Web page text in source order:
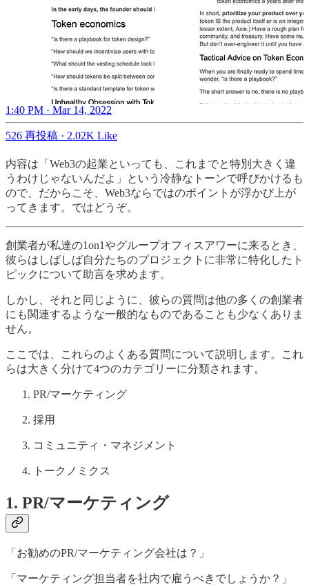
1:40 PM · Mar 14, 2022
526 再投稿 · 2.02K Like
内容は「Web3の起業といっても、これまでと特別大きく違
うわけじゃないんだよ」という冷静なトーンで呼びかけるも
ので、だからこそ、Web3ならではのポイントが浮かび上が
ってきます。ではどうぞ。
創業者が私達の1on1やグループオフィスアワーに来るとき、
彼らはしばしば自分たちのプロジェクトに非常に特化したト
ピックについて助言を求めます。
しかし、それと同じように、彼らの質問は他の多くの創業者
にも関連するような一般的なものであることも少なくありま
せん。
ここでは、これらのよくある質問について説明します。これ
らは大きく分けて4つのカテゴリーに分類されます。
PR/マーケティング
採用
コミュニティ・マネジメント
トークノミクス
1. PR/マーケティング
「お勧めのPR/マーケティング会社は？」
「マーケティング担当者を社内で雇うべきでしょうか？」